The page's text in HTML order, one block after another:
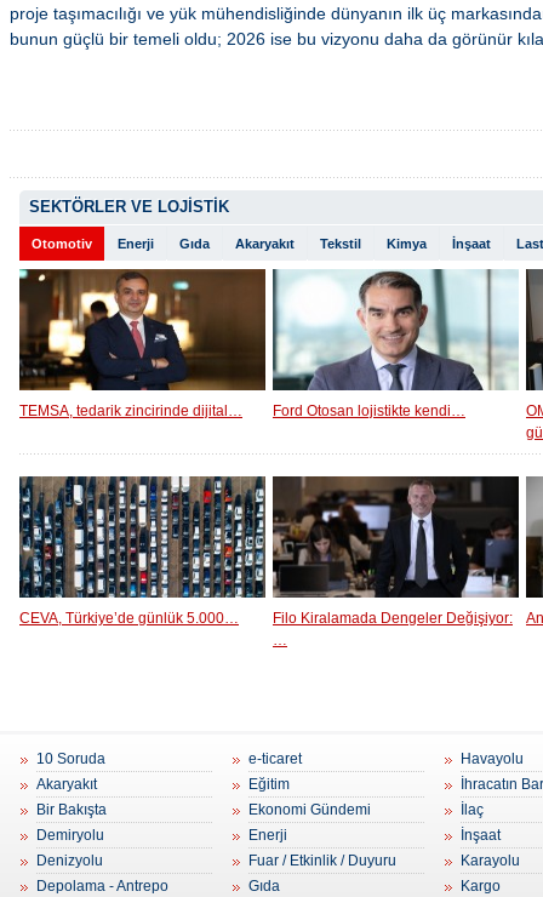
proje taşımacılığı ve yük mühendisliğinde dünyanın ilk üç
bunun güçlü bir temeli oldu; 2026 ise bu vizyonu daha da görünür
SEKTÖRLER VE LOJİSTİK
Otomotiv Enerji Gıda Akaryakıt Tekstil Kimya İnşaat
TEMSA, tedarik zincirinde dijital… Ford Otosan lojistikte kendi…
CEVA, Türkiye’de günlük 5.000…
Filo Kiralamada Dengeler Değişiyor:
…
10 Soruda
Akaryakıt
Bir Bakışta
Demiryolu
Denizyolu
Depolama - Antrepo
e-ticaret
Eğitim
Ekonomi Gündemi
Enerji
Fuar / Etkinlik / Duyuru
Gıda
Havayolu
İhracatın
İlaç
İnşaat
Karayolu
Kargo